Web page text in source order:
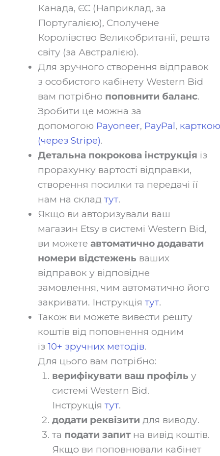
Канада, ЄС (Наприклад, за
Португалією), Сполучене
Королівство Великобританії, решта
світу (за Австралією).‍
Для зручного створення відправок
з особистого кабінету Western Bid
вам потрібно поповнити баланс.
Зробити це можна за
допомогою Payoneer, PayPal, карткою
(через Stripe).‍
Детальна покрокова інструкція із
прорахунку вартості відправки,
створення посилки та передачі її
нам на склад тут.‍
Якщо ви авторизували ваш
магазин Etsy в системі Western Bid,
ви можете автоматично додавати
номери відстежень ваших
відправок у відповідне
замовлення, чим автоматично його
закривати. Інструкція тут.‍
Також ви можете вивести решту
коштів від поповнення одним
із 10+ зручних методів.
Для цього вам потрібно:
верифікувати ваш профіль у
системі Western Bid.
Інструкція тут.
додати реквізити для виводу.
та подати запитна вивід коштів.
Якщо ви поповнювали кабінет